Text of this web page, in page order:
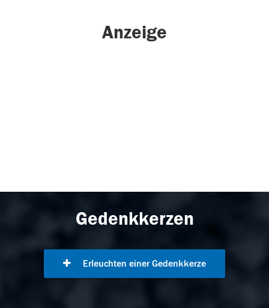
Anzeige
Gedenkkerzen
Erleuchten einer Gedenkkerze